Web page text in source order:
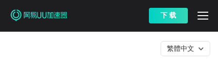
下 载
繁體中文